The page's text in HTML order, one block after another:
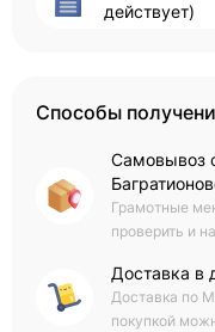
действует)
Способы
Самовывоз
Грамотные
проверить и
Доставка в
Доставка по
покупкой